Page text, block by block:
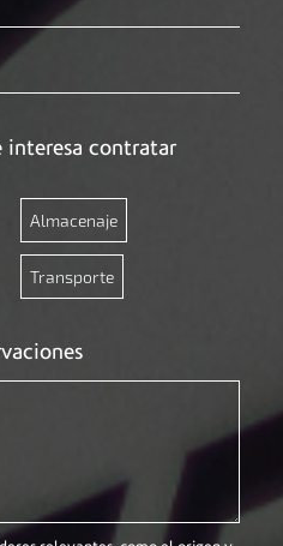
interesa contratar
Almacenaje
Transporte